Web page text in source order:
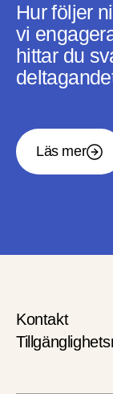
Hur följer
vi
hittar du
Läs mer
Kontakt